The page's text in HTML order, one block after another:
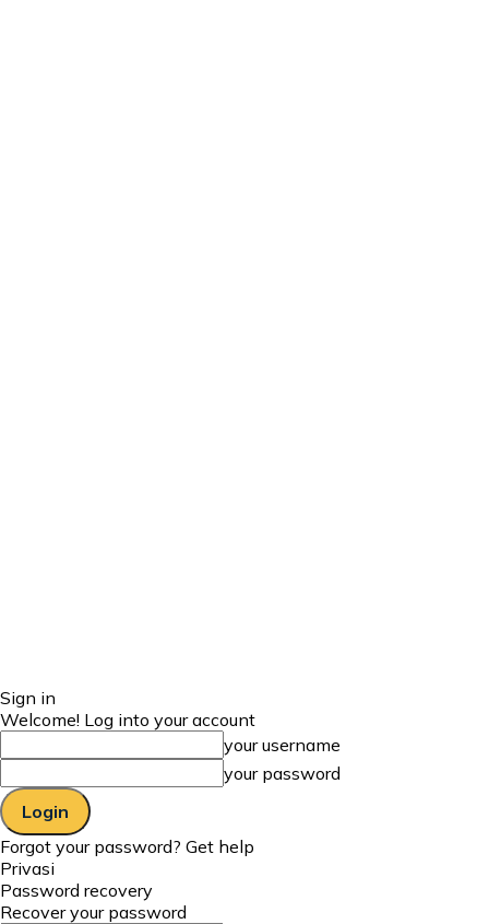
Sign in
Welcome! Log into your account
your username
your password
Forgot your password? Get help
Privasi
Password recovery
Recover your password